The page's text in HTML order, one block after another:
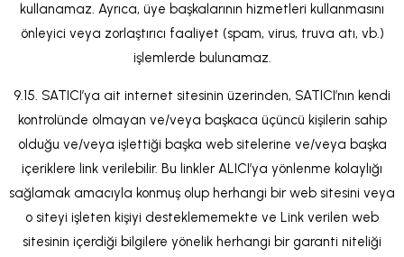
kullanamaz. Ayrıca, üye başkalarının hizmetleri kullanmasını
önleyici veya zorlaştırıcı faaliyet (spam, virus, truva atı, vb.)
işlemlerde bulunamaz.
9.15. SATICI’ya ait internet sitesinin üzerinden, SATICI’nın kendi
kontrolünde olmayan ve/veya başkaca üçüncü kişilerin sahip
olduğu ve/veya işlettiği başka web sitelerine ve/veya başka
içeriklere link verilebilir. Bu linkler ALICI’ya yönlenme kolaylığı
sağlamak amacıyla konmuş olup herhangi bir web sitesini veya
o siteyi işleten kişiyi desteklememekte ve Link verilen web
sitesinin içerdiği bilgilere yönelik herhangi bir garanti niteliği